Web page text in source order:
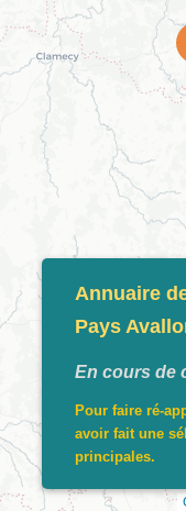
Annuaire
Pays
En cours de
Pour faire ré-
avoir fait une
principales.